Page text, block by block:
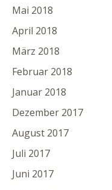
Mai 2018
April 2018
März 2018
Februar 2018
Januar 2018
Dezember 2017
August 2017
Juli 2017
Juni 2017